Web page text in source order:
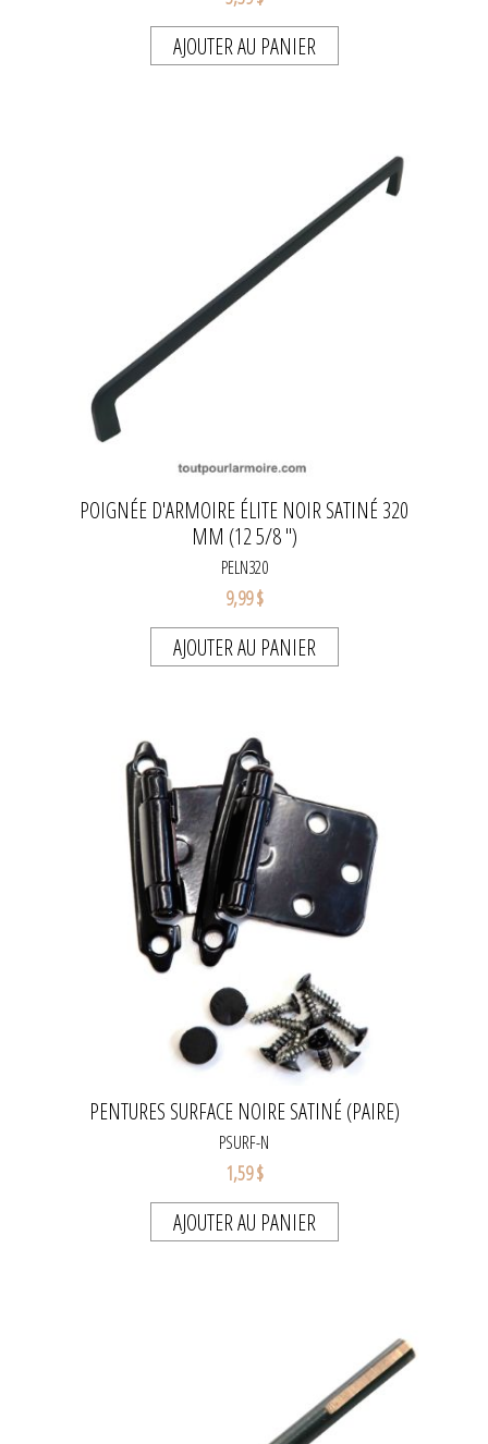
AJOUTER AU PANIER
POIGNÉE D'ARMOIRE ÉLITE NOIR SATINÉ 320
MM (12 5/8 '')
PELN320
9,99 $
AJOUTER AU PANIER
PENTURES SURFACE NOIRE SATINÉ (PAIRE)
PSURF-N
1,59 $
AJOUTER AU PANIER